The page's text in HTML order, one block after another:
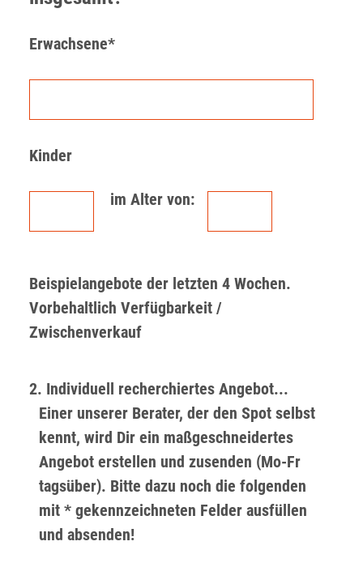
Erwachsene*
Kinder
im Alter von:
Beispielangebote der letzten 4 Wochen.
Vorbehaltlich Verfügbarkeit /
Zwischenverkauf
2. Individuell recherchiertes Angebot...
Einer unserer Berater, der den Spot selbst
kennt, wird Dir ein maßgeschneidertes
Angebot erstellen und zusenden (Mo-Fr
tagsüber). Bitte dazu noch die folgenden
mit * gekennzeichneten Felder ausfüllen
und absenden!